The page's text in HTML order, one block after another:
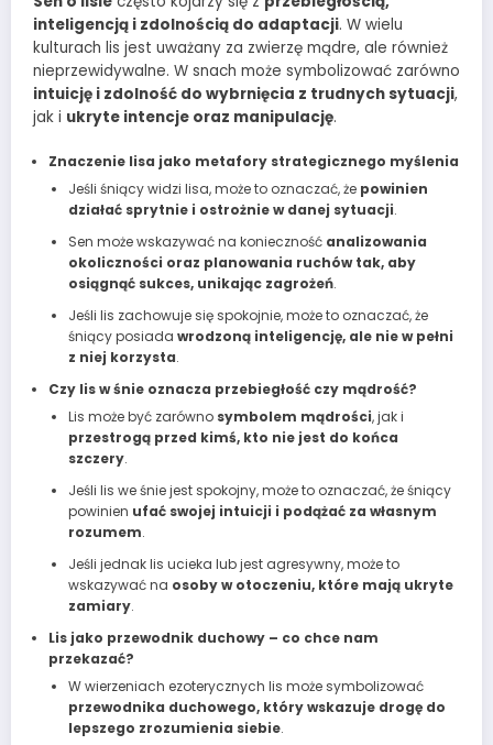
inteligencją i zdolnością do adaptacji. W wielu
kulturach lis jest uważany za zwierzę mądre, ale również
nieprzewidywalne. W snach może symbolizować zarówno
intuicję i zdolność do wybrnięcia z trudnych sytuacji,
jak i ukryte intencje oraz manipulację.
Znaczenie lisa jako metafory strategicznego myślenia
Jeśli śniący widzi lisa, może to oznaczać, że powinien
działać sprytnie i ostrożnie w danej sytuacji.
Sen może wskazywać na konieczność analizowania
okoliczności oraz planowania ruchów tak, aby
osiągnąć sukces, unikając zagrożeń.
Jeśli lis zachowuje się spokojnie, może to oznaczać, że
śniący posiada wrodzoną inteligencję, ale nie w pełni
z niej korzysta.
Czy lis w śnie oznacza przebiegłość czy mądrość?
Lis może być zarówno symbolem mądrości, jak i
przestrogą przed kimś, kto nie jest do końca
szczery.
Jeśli lis we śnie jest spokojny, może to oznaczać, że śniący
powinien ufać swojej intuicji i podążać za własnym
rozumem.
Jeśli jednak lis ucieka lub jest agresywny, może to
wskazywać na osoby w otoczeniu, które mają ukryte
zamiary.
Lis jako przewodnik duchowy – co chce nam
przekazać?
W wierzeniach ezoterycznych lis może symbolizować
przewodnika duchowego, który wskazuje drogę do
lepszego zrozumienia siebie.